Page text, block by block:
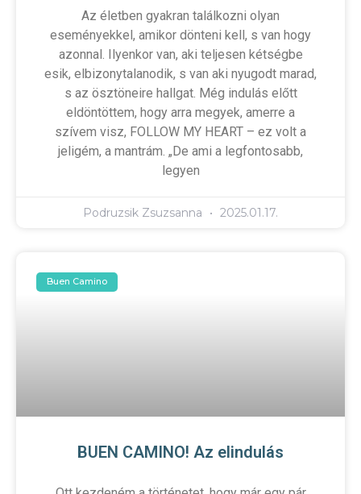
Az életben gyakran találkozni olyan
eseményekkel, amikor dönteni kell, s van hogy
azonnal. Ilyenkor van, aki teljesen kétségbe
esik, elbizonytalanodik, s van aki nyugodt marad,
s az ösztöneire hallgat. Még indulás előtt
eldöntöttem, hogy arra megyek, amerre a
szívem visz, FOLLOW MY HEART – ez volt a
jeligém, a mantrám. „De ami a legfontosabb,
legyen
Podruzsik Zsuzsanna 2025.01.17.
Buen Camino
BUEN CAMINO! Az elindulás